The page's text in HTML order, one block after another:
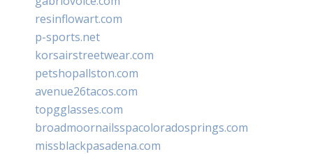
resinflowart.com
p-sports.net
korsairstreetwear.com
petshopallston.com
avenue26tacos.com
topgglasses.com
broadmoornailsspacoloradosprings.com
missblackpasadena.com